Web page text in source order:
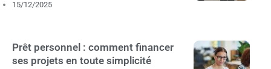
15/12/2025
Prêt personnel : comment financer
ses projets en toute simplicité